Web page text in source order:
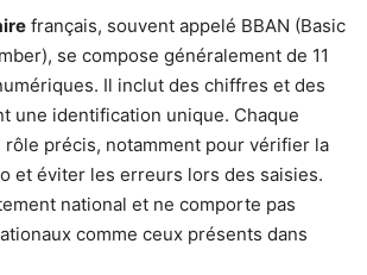
français, souvent appelé BBAN (Basic
se compose généralement de 11
Il inclut des chiffres et des
une identification unique. Chaque
rôle précis, notamment pour vérifier la
et éviter les erreurs lors des saisies.
national et ne comporte pas
comme ceux présents dans